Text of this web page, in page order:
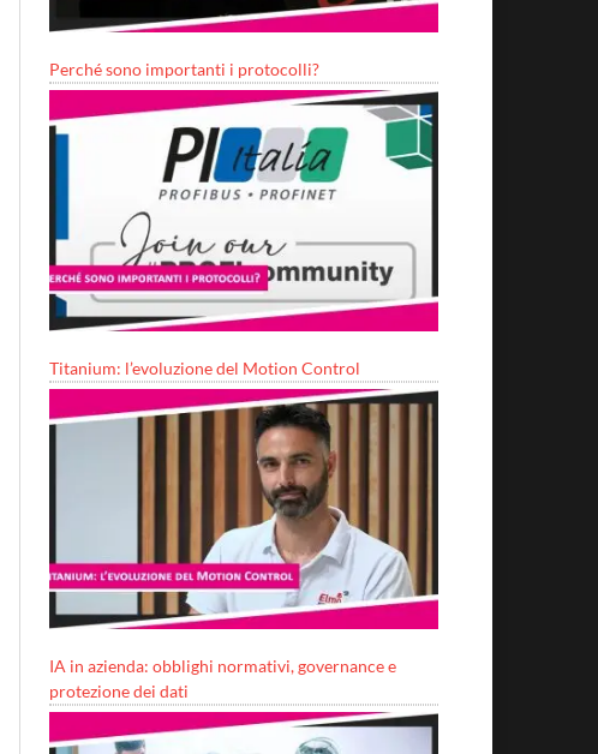
Perché sono importanti i protocolli?
Titanium: l’evoluzione del Motion Control
IA in azienda: obblighi normativi, governance e
protezione dei dati